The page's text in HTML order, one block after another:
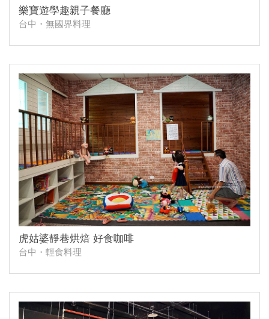
樂寶遊學趣親子餐廳
台中・無國界料理
虎姑婆靜巷烘焙 好食咖啡
台中・輕食料理